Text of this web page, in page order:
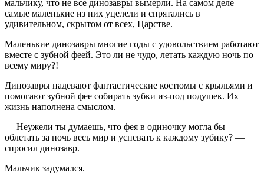
мальчику, что не все динозавры вымерли. На самом деле
самые маленькие из них уцелели и спрятались в
удивительном, скрытом от всех, Царстве.
Маленькие динозавры многие годы с удовольствием работают
вместе с зубной феей. Это ли не чудо, летать каждую ночь по
всему миру?!
Динозавры надевают фантастические костюмы с крыльями и
помогают зубной фее собирать зубки из-под подушек. Их
жизнь наполнена смыслом.
— Неужели ты думаешь, что фея в одиночку могла бы
облетать за ночь весь мир и успевать к каждому зубику? —
спросил динозавр.
Мальчик задумался.